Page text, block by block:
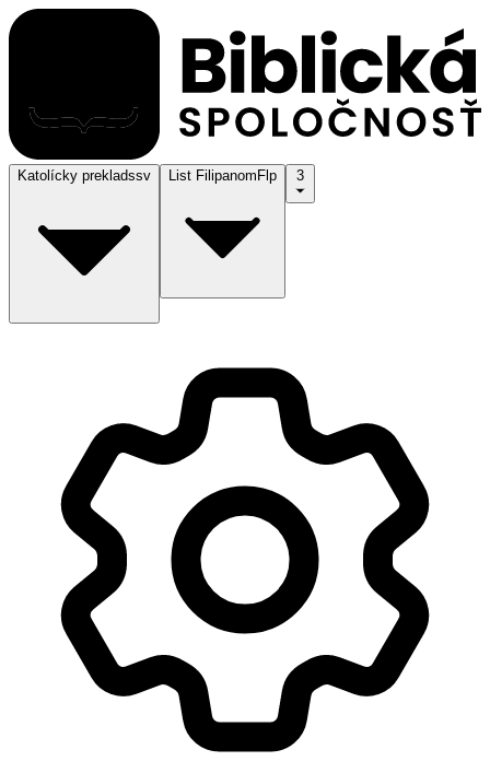
Katolícky prekladssv List Filipanom Flp